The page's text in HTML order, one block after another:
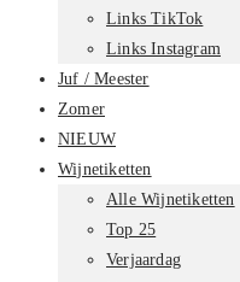
Links TikTok
Links Instagram
Juf / Meester
Zomer
NIEUW
Wijnetiketten
Alle Wijnetiketten
Top 25
Verjaardag